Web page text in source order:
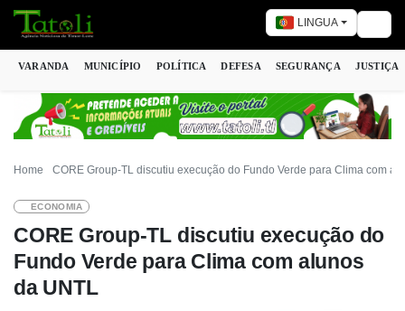
LINGUA
VARANDA MUNICÍPIO POLÍTICA DEFESA SEGURANÇA JUSTIÇA
Home CORE Group-TL discutiu execução do Fundo Verde para Clima com
ECONOMIA
CORE Group-TL discutiu execução do
Fundo Verde para Clima com alunos
da UNTL